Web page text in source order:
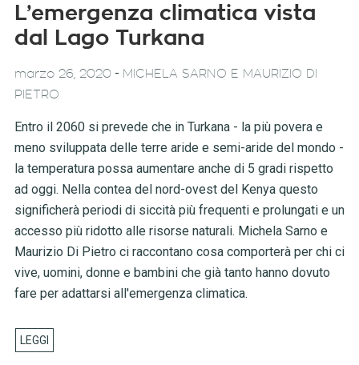
L’emergenza climatica vista
dal Lago Turkana
marzo 26, 2020- MICHELA SARNO E MAURIZIO DI
PIETRO
Entro il 2060 si prevede che in Turkana - la più povera e
meno sviluppata delle terre aride e semi-aride del mondo -
la temperatura possa aumentare anche di 5 gradi rispetto
ad oggi. Nella contea del nord-ovest del Kenya questo
significherà periodi di siccità più frequenti e prolungati e un
accesso più ridotto alle risorse naturali. Michela Sarno e
Maurizio Di Pietro ci raccontano cosa comporterà per chi ci
vive, uomini, donne e bambini che già tanto hanno dovuto
fare per adattarsi all'emergenza climatica.